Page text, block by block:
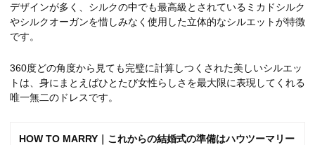
デザインが多く、シルクの中でも最高級とされているミカドシルク
やシルクオーガンを惜しみなく使用した立体的なシルエットが特徴
です。
360度どの角度から見ても完璧に計算しつくされた美しいシルエッ
トは、身にまとえばひとたび女性らしさを最大限に表現してくれる
唯一無二のドレスです。
HOW TO MARRY｜これからの結婚式の準備はハウツーマリー